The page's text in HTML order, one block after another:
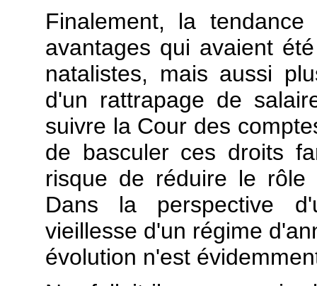
Finalement, la
avantages qui avaient
natalistes, mais aussi
d'un rattrapage de
suivre la Cour des
de basculer ces droits
risque de réduire le
Dans la perspective
vieillesse d'un régime
évolution n'est